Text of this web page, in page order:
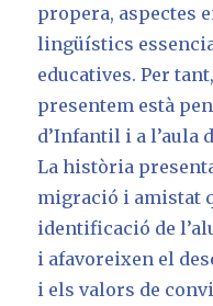
propera, aspectes
lingüístics
educatives. Per
presentem està
d’Infantil i a l’aula
La història
migració i amistat
identificació de
i afavoreixen el
i els valors de